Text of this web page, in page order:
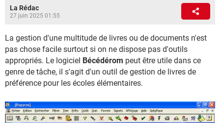
La Rédac
27 juin 2025 01:55
La gestion d'une multitude de livres ou de documents n'est
pas chose facile surtout si on ne dispose pas d'outils
appropriés. Le logiciel Bécédérom peut être utile dans ce
genre de tâche, il s'agit d'un outil de gestion de livres de
préférence pour les écoles élémentaires.